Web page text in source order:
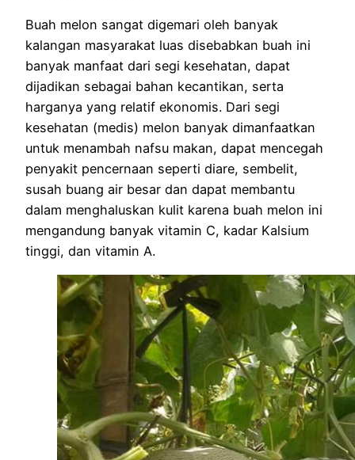
Buah melon sangat digemari oleh banyak
kalangan masyarakat luas disebabkan buah ini
banyak manfaat dari segi kesehatan, dapat
dijadikan sebagai bahan kecantikan, serta
harganya yang relatif ekonomis. Dari segi
kesehatan (medis) melon banyak dimanfaatkan
untuk menambah nafsu makan, dapat mencegah
penyakit pencernaan seperti diare, sembelit,
susah buang air besar dan dapat membantu
dalam menghaluskan kulit karena buah melon ini
mengandung banyak vitamin C, kadar Kalsium
tinggi, dan vitamin A.